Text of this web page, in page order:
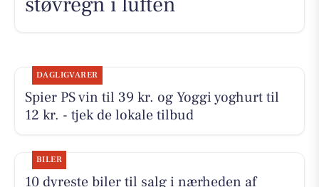
DAGLIGVARER
Spier PS vin til 39 kr. og Yoggi yoghurt til
12 kr. - tjek de lokale tilbud
BILER
10 dyreste biler til salg i nærheden af